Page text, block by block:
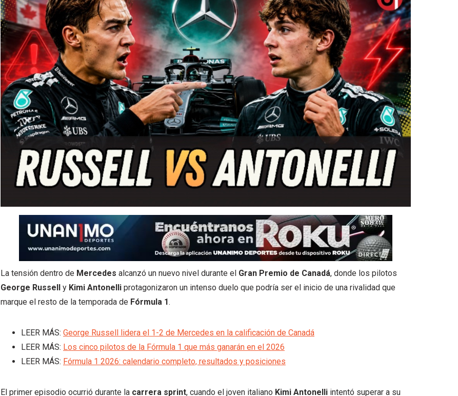
La tensión dentro de Mercedes alcanzó un nuevo nivel durante el Gran Premio de Canadá, donde los pilotos
George Russell y Kimi Antonelli protagonizaron un intenso duelo que podría ser el inicio de una rivalidad que
marque el resto de la temporada de Fórmula 1.
LEER MÁS: George Russell lidera el 1-2 de Mercedes en la calificación de Canadá
LEER MÁS: Los cinco pilotos de la Fórmula 1 que más ganarán en el 2026
LEER MÁS: Fórmula 1 2026: calendario completo, resultados y posiciones
El primer episodio ocurrió durante la carrera sprint, cuando el joven italiano Kimi Antonelli intentó superar a su